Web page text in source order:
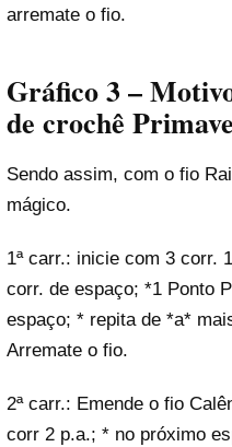
arremate o fio.
Gráfico 3 –
de crochê
Sendo assim, com o fio
mágico.
1ª carr.: inicie com 3 corr.
corr. de espaço; *1 Ponto
espaço; * repita de *a*
Arremate o fio.
2ª carr.: Emende o fio
corr 2 p.a.; * no próximo